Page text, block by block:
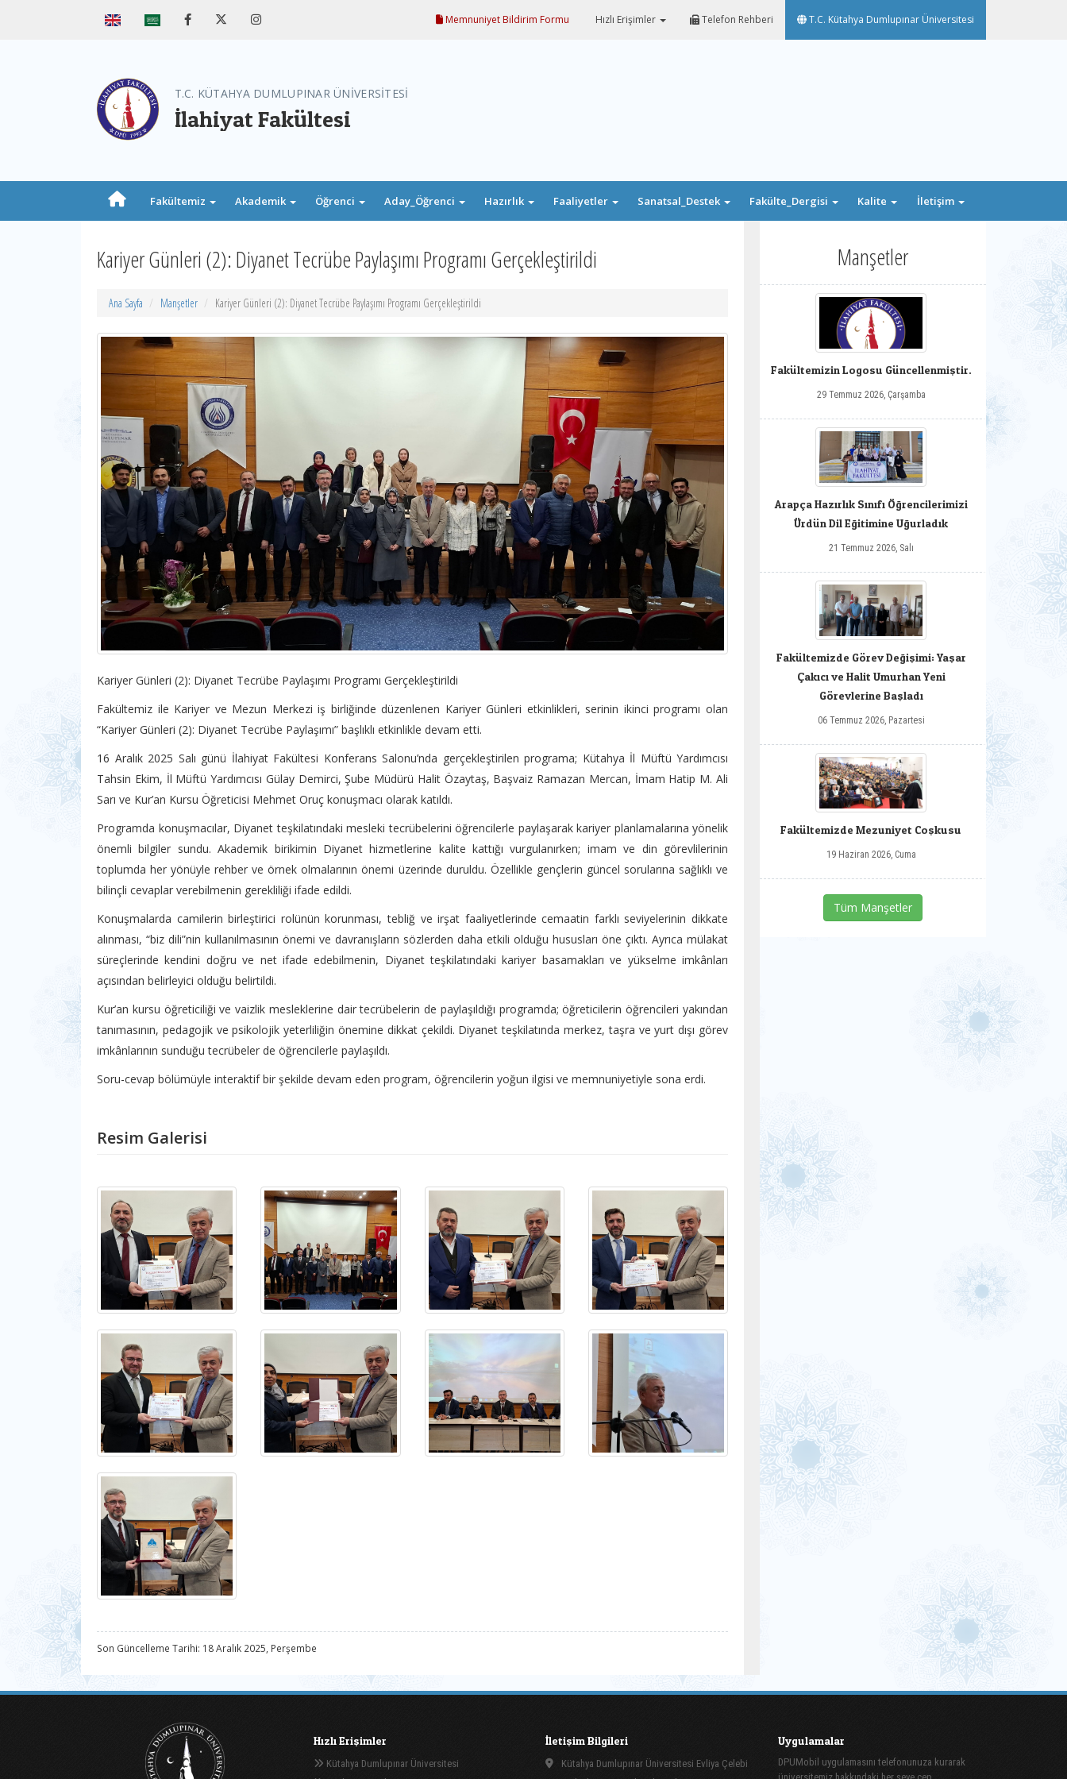
Memnuniyet Bildirim Formu Hızlı Erişimler Telefon Rehberi T.C. Kütahya Dumlupınar Üniversitesi
T.C. KÜTAHYA DUMLUPINAR ÜNİVERSİTESİ
İlahiyat Fakültesi
Fakültemiz Akademik Öğrenci Aday_Öğrenci Hazırlık Faaliyetler Sanatsal_Destek Fakülte_Dergisi Kalite İletişim
Kariyer Günleri (2): Diyanet Tecrübe Paylaşımı Programı Gerçekleştirildi
Ana Sayfa Manşetler Kariyer Günleri (2): Diyanet Tecrübe Paylaşımı Programı Gerçekleştirildi
Kariyer Günleri (2): Diyanet Tecrübe Paylaşımı Programı Gerçekleştirildi
Fakültemiz ile Kariyer ve Mezun Merkezi iş birliğinde düzenlenen Kariyer Günleri etkinlikleri, serinin ikinci programı olan
“Kariyer Günleri (2): Diyanet Tecrübe Paylaşımı” başlıklı etkinlikle devam etti.
16 Aralık 2025 Salı günü İlahiyat Fakültesi Konferans Salonu’nda gerçekleştirilen programa; Kütahya İl Müftü Yardımcısı
Tahsin Ekim, İl Müftü Yardımcısı Gülay Demirci, Şube Müdürü Halit Özaytaş, Başvaiz Ramazan Mercan, İmam Hatip M. Ali
Sarı ve Kur’an Kursu Öğreticisi Mehmet Oruç konuşmacı olarak katıldı.
Programda konuşmacılar, Diyanet teşkilatındaki mesleki tecrübelerini öğrencilerle paylaşarak kariyer planlamalarına yönelik
önemli bilgiler sundu. Akademik birikimin Diyanet hizmetlerine kalite kattığı vurgulanırken; imam ve din görevlilerinin
toplumda her yönüyle rehber ve örnek olmalarının önemi üzerinde duruldu. Özellikle gençlerin güncel sorularına sağlıklı ve
bilinçli cevaplar verebilmenin gerekliliği ifade edildi.
Konuşmalarda camilerin birleştirici rolünün korunması, tebliğ ve irşat faaliyetlerinde cemaatin farklı seviyelerinin dikkate
alınması, “biz dili”nin kullanılmasının önemi ve davranışların sözlerden daha etkili olduğu hususları öne çıktı. Ayrıca mülakat
süreçlerinde kendini doğru ve net ifade edebilmenin, Diyanet teşkilatındaki kariyer basamakları ve yükselme imkânları
açısından belirleyici olduğu belirtildi.
Kur’an kursu öğreticiliği ve vaizlik mesleklerine dair tecrübelerin de paylaşıldığı programda; öğreticilerin öğrencileri yakından
tanımasının, pedagojik ve psikolojik yeterliliğin önemine dikkat çekildi. Diyanet teşkilatında merkez, taşra ve yurt dışı görev
imkânlarının sunduğu tecrübeler de öğrencilerle paylaşıldı.
Soru-cevap bölümüyle interaktif bir şekilde devam eden program, öğrencilerin yoğun ilgisi ve memnuniyetiyle sona erdi.
Resim Galerisi
Son Güncelleme Tarihi: 18 Aralık 2025, Perşembe
Manşetler
Fakültemizin Logosu Güncellenmiştir.
29 Temmuz 2026, Çarşamba
Arapça Hazırlık Sınıfı Öğrencilerimizi
Ürdün Dil Eğitimine Uğurladık
21 Temmuz 2026, Salı
Fakültemizde Görev Değişimi: Yaşar
Çakıcı ve Halit Umurhan Yeni
Görevlerine Başladı
06 Temmuz 2026, Pazartesi
Fakültemizde Mezuniyet Coşkusu
19 Haziran 2026, Cuma
Tüm Manşetler
Hızlı Erişimler
Kütahya Dumlupınar Üniversitesi
İletişim Bilgileri
Kütahya Dumlupınar Üniversitesi Evliya Çelebi
Uygulamalar
DPUMobil uygulamasını telefonunuza kurarak